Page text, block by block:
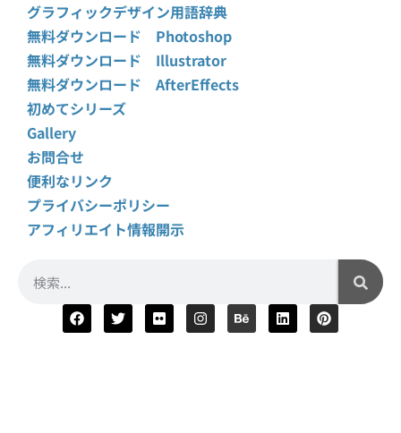
グラフィックデザイン用語辞典
無料ダウンロード Photoshop
無料ダウンロード Illustrator
無料ダウンロード AfterEffects
初めてシリーズ
Gallery
お問合せ
便利なリンク
プライバシーポリシー
アフィリエイト情報開示